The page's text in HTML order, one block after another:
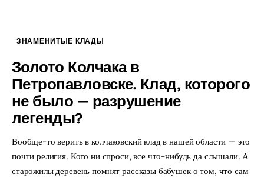
ЗНАМЕНИТЫЕ КЛАДЫ
Золото Колчака в
Петропавловске. Клад, которого
не было — разрушение
легенды?
Вообще-то верить в колчаковский клад в нашей области — это
почти религия. Кого ни спроси, все что-нибудь да слышали. А
старожилы деревень помнят рассказы бабушек о том, что сам